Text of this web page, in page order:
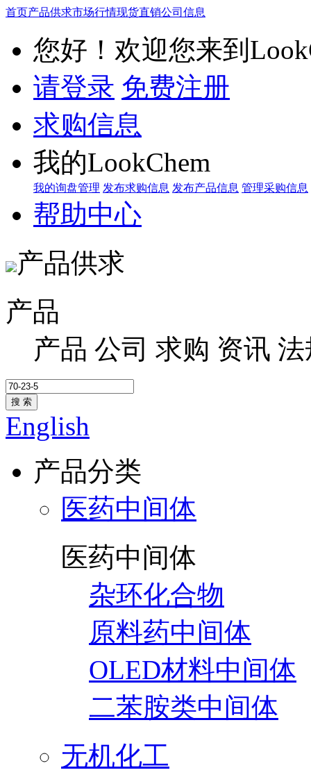
首页产品供求市场行情现货直销公司信息
您好！欢迎您来到
请登录 免费注册
求购信息
我的LookChem
我的询盘管理 发布求购信息 发布产品信息 管理采购信息
帮助中心
产品供求
产品
产品 公司 求购 资讯 法
搜 索
English
产品分类
医药中间体
医药中间体
杂环化合物
原料药中间体
OLED材料中间体
二苯胺类中间体
无机化工